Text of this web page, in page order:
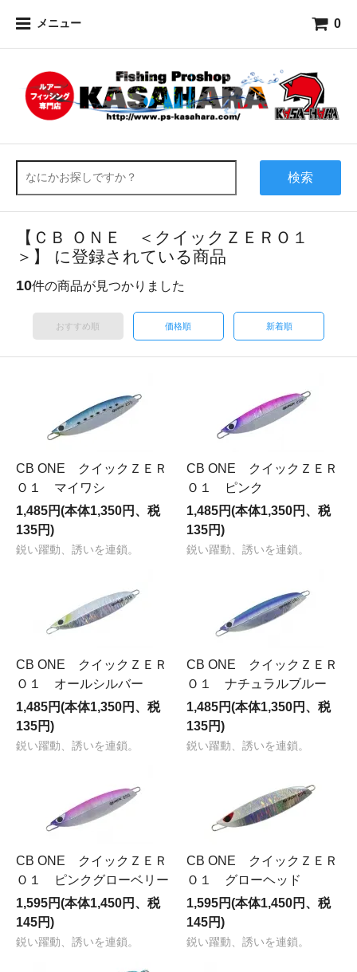
メニュー 0
検索
【ＣＢ ＯＮＥ ＜クイックＺＥＲＯ１
＞】 に登録されている商品
10件の商品が見つかりました
おすすめ順 価格順 新着順
CB ONE クイックＺＥＲ
Ｏ１ マイワシ
1,485円(本体1,350円、税
135円)
鋭い躍動、誘いを連鎖。
CB ONE クイックＺＥＲ
Ｏ１ ピンク
1,485円(本体1,350円、税
135円)
鋭い躍動、誘いを連鎖。
CB ONE クイックＺＥＲ
Ｏ１ オールシルバー
1,485円(本体1,350円、税
135円)
鋭い躍動、誘いを連鎖。
CB ONE クイックＺＥＲ
Ｏ１ ナチュラルブルー
1,485円(本体1,350円、税
135円)
鋭い躍動、誘いを連鎖。
CB ONE クイックＺＥＲ
Ｏ１ ピンクグローベリー
1,595円(本体1,450円、税
145円)
鋭い躍動、誘いを連鎖。
CB ONE クイックＺＥＲ
Ｏ１ グローヘッド
1,595円(本体1,450円、税
145円)
鋭い躍動、誘いを連鎖。